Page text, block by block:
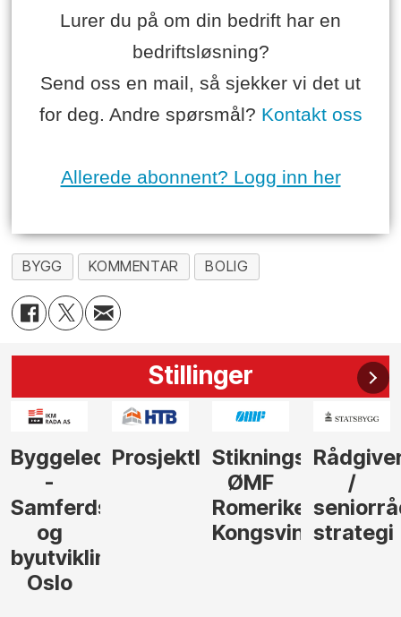
Lurer du på om din bedrift har en
bedriftsløsning?
Send oss en mail, så sjekker vi det ut
for deg. Andre spørsmål? Kontakt oss
Allerede abonnent? Logg inn her
BYGG KOMMENTAR BOLIG
Stillinger
ProsjektlederStikningsingeniør
Kongsvinger
Rådgiver
/
seniorrådgiver
strategi
til
i Gulen